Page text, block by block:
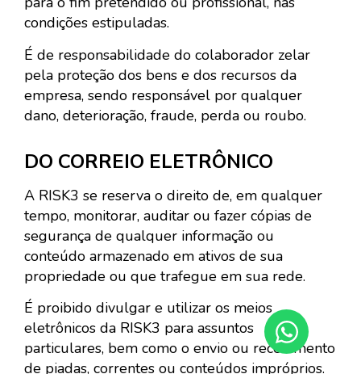
condições estipuladas.
É de responsabilidade do colaborador zelar
pela proteção dos bens e dos recursos da
empresa, sendo responsável por qualquer
dano, deterioração, fraude, perda ou roubo.
DO CORREIO ELETRÔNICO
A RISK3 se reserva o direito de, em qualquer
tempo, monitorar, auditar ou fazer cópias de
segurança de qualquer informação ou
conteúdo armazenado em ativos de sua
propriedade ou que trafegue em sua rede.
É proibido divulgar e utilizar os meios
eletrônicos da RISK3 para assuntos
particulares, bem como o envio ou recebimento
de piadas, correntes ou conteúdos impróprios.